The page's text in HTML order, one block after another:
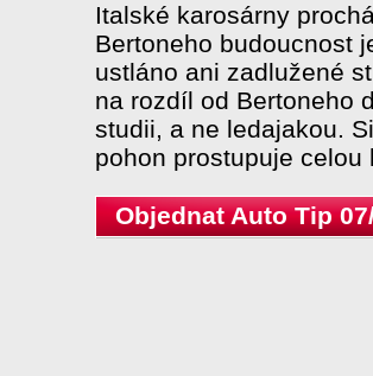
Italské karosárny
Bertoneho budoucnost
ustláno ani zadlužené
na rozdíl od Bertoneho
studii, a ne ledajakou.
pohon prostupuje celou
Objednat Auto Tip